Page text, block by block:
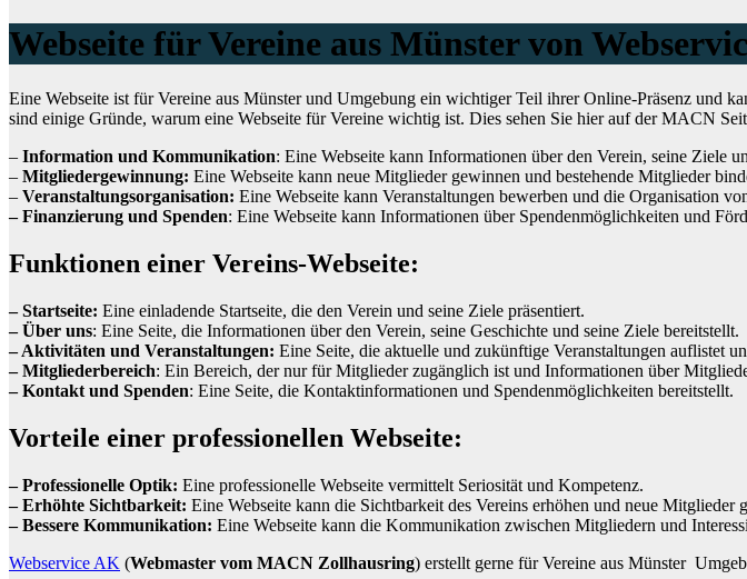
Webseite für Vereine aus Münster von
Eine Webseite ist für Vereine aus Münster und Umgebung ein wichtiger Teil ihrer Online-Präsenz und
sind einige Gründe, warum eine Webseite für Vereine wichtig ist. Dies sehen Sie hier auf der MACN
– Information und Kommunikation: Eine Webseite kann Informationen über den Verein, seine Ziele
– Mitgliedergewinnung: Eine Webseite kann neue Mitglieder gewinnen und bestehende Mitglieder
– Veranstaltungsorganisation: Eine Webseite kann Veranstaltungen bewerben und die Organisation
– Finanzierung und Spenden: Eine Webseite kann Informationen über Spendenmöglichkeiten und
Funktionen einer Vereins-Webseite:
– Startseite: Eine einladende Startseite, die den Verein und seine Ziele präsentiert.
– Über uns: Eine Seite, die Informationen über den Verein, seine Geschichte und seine Ziele bereitstellt.
– Aktivitäten und Veranstaltungen: Eine Seite, die aktuelle und zukünftige Veranstaltungen auflistet
– Mitgliederbereich: Ein Bereich, der nur für Mitglieder zugänglich ist und Informationen über
– Kontakt und Spenden: Eine Seite, die Kontaktinformationen und Spendenmöglichkeiten bereitstellt.
Vorteile einer professionellen Webseite:
– Professionelle Optik: Eine professionelle Webseite vermittelt Seriosität und Kompetenz.
– Erhöhte Sichtbarkeit: Eine Webseite kann die Sichtbarkeit des Vereins erhöhen und neue Mitglieder
– Bessere Kommunikation: Eine Webseite kann die Kommunikation zwischen Mitgliedern und
Webservice AK (Webmaster vom MACN Zollhausring) erstellt gerne für Vereine aus Münster